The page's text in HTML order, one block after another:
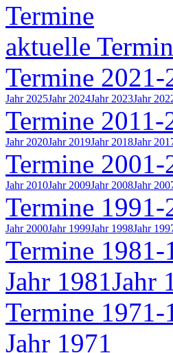
Termine
aktuelle
Termine 2021-
Jahr 2025Jahr 2024Jahr 2023Jahr
Termine 2011-
Jahr 2020Jahr 2019Jahr 2018Jahr
Termine 2001-
Jahr 2010Jahr 2009Jahr 2008Jahr
Termine 1991-
Jahr 2000Jahr 1999Jahr 1998Jahr
Termine 1981-
Jahr 1981Jahr
Termine 1971-
Jahr 1971